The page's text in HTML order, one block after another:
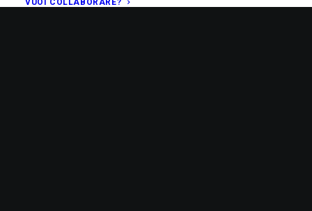
VUOI COLLABORARE?